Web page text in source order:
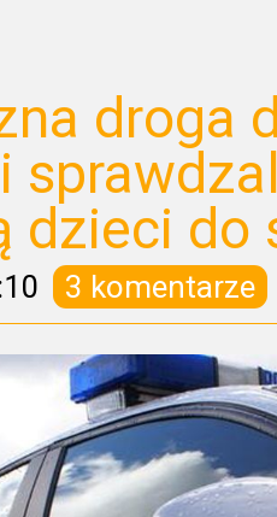
droga
dzieci do
3 komentarze